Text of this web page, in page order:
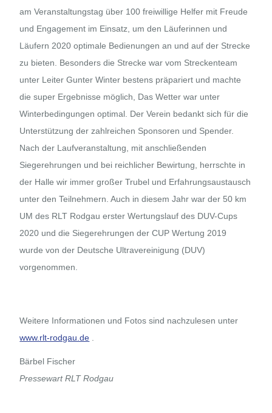
am Veranstaltungstag über 100 freiwillige Helfer mit Freude
und Engagement im Einsatz, um den Läuferinnen und
Läufern 2020 optimale Bedienungen an und auf der Strecke
zu bieten. Besonders die Strecke war vom Streckenteam
unter Leiter Gunter Winter bestens präpariert und machte
die super Ergebnisse möglich, Das Wetter war unter
Winterbedingungen optimal. Der Verein bedankt sich für die
Unterstützung der zahlreichen Sponsoren und Spender.
Nach der Laufveranstaltung, mit anschließenden
Siegerehrungen und bei reichlicher Bewirtung, herrschte in
der Halle wir immer großer Trubel und Erfahrungsaustausch
unter den Teilnehmern. Auch in diesem Jahr war der 50 km
UM des RLT Rodgau erster Wertungslauf des DUV-Cups
2020 und die Siegerehrungen der CUP Wertung 2019
wurde von der Deutsche Ultravereinigung (DUV)
vorgenommen.
Weitere Informationen und Fotos sind nachzulesen unter
www.rlt-rodgau.de
Bärbel Fischer
Pressewart RLT Rodgau